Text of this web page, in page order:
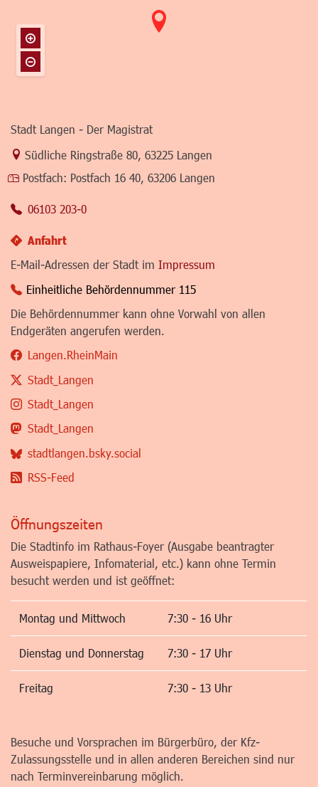
Stadt Langen - Der Magistrat
Link zur Google-Maps Navigation
Südliche Ringstraße 80 63225 Langen
Postfach: Postfach 16 40, 63206 Langen
06103 203-0
Anfahrt
E-Mail-Adressen der Stadt im Impressum
Einheitliche Behördennummer 115
Die Behördennummer kann ohne Vorwahl von allen
Endgeräten angerufen werden.
Langen.RheinMain
Stadt_Langen
Stadt_Langen
Stadt_Langen
stadtlangen.bsky.social
RSS-Feed
Öffnungszeiten
Die Stadtinfo im Rathaus-Foyer (Ausgabe beantragter
Ausweispapiere, Infomaterial, etc.) kann ohne Termin
besucht werden und ist geöffnet:
Montag und Mittwoch 7:30 - 16 Uhr
Dienstag und Donnerstag 7:30 - 17 Uhr
Freitag 7:30 - 13 Uhr
Besuche und Vorsprachen im Bürgerbüro, der Kfz-
Zulassungsstelle und in allen anderen Bereichen sind nur
nach Terminvereinbarung möglich.